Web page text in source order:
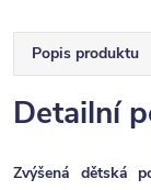
Popis produktu
Detailní
Zvýšená dětská